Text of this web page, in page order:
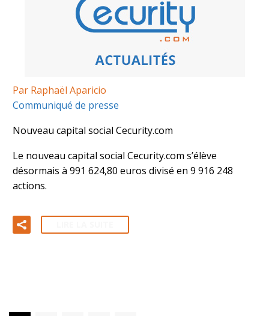
Par Raphaël Aparicio
Communiqué de presse
Nouveau capital social Cecurity.com
Le nouveau capital social Cecurity.com s’élève
désormais à 991 624,80 euros divisé en 9 916 248
actions.